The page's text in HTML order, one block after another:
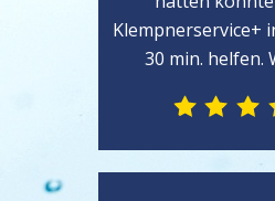
Klempnerservice+
30 min. helfen.